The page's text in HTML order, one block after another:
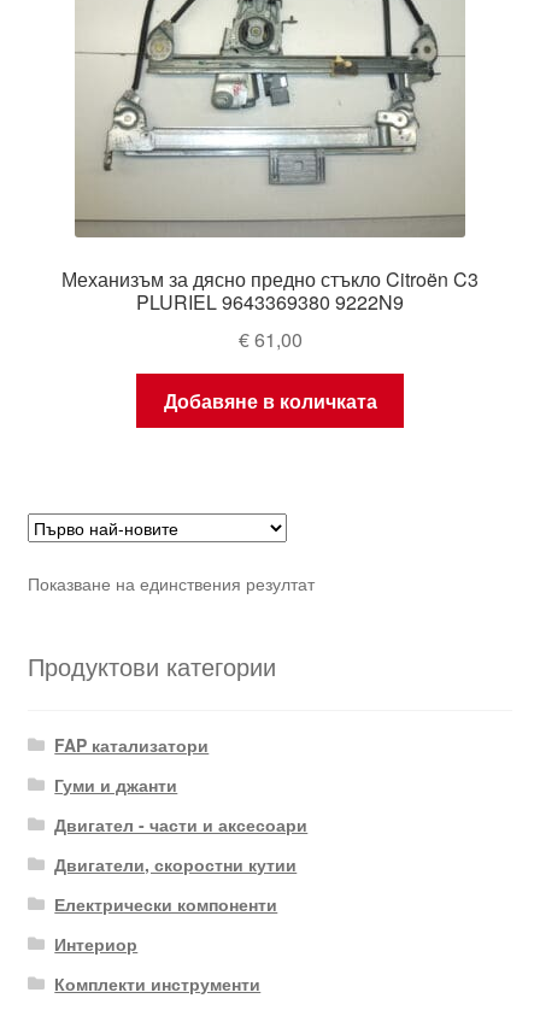
Механизъм за дясно предно стъкло Citroën C3
PLURIEL 9643369380 9222N9
€61,00
Добавяне в количката
Показване на единствения резултат
Продуктови категории
FAP катализатори
Гуми и джанти
Двигател - части и аксесоари
Двигатели, скоростни кутии
Електрически компоненти
Интериор
Комплекти инструменти